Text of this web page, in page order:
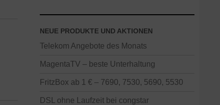
NEUE PRODUKTE UND AKTIONEN
Telekom Angebote des Monats
MagentaTV – beste Unterhaltung
FritzBox ab 1 € – 7690, 7530, 5690, 5530
DSL ohne Laufzeit bei congstar